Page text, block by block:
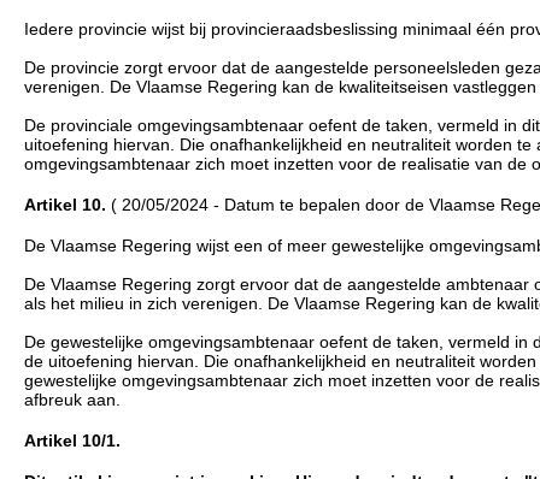
Iedere provincie wijst bij provincieraadsbeslissing minimaal één
De provincie zorgt ervoor dat de aangestelde personeelsleden
verenigen. De Vlaamse Regering kan de kwaliteitseisen
De provinciale omgevingsambtenaar oefent de taken, vermeld in
uitoefening hiervan. Die onafhankelijkheid en neutraliteit worden
omgevingsambtenaar zich moet inzetten voor de realisatie van
Artikel 10. ( 20/05/2024 - Datum te bepalen door de Vlaamse
De Vlaamse Regering wijst een of meer gewestelijke
De Vlaamse Regering zorgt ervoor dat de aangestelde
als het milieu in zich verenigen. De Vlaamse Regering kan de
De gewestelijke omgevingsambtenaar oefent de taken, vermeld
de uitoefening hiervan. Die onafhankelijkheid en neutraliteit
gewestelijke omgevingsambtenaar zich moet inzetten voor de
afbreuk aan.
Artikel 10/1.